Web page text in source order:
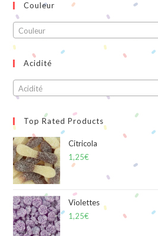
Couleur
Couleur
Acidité
Acidité
Top Rated Products
Citricola
1,25€
Violettes
1,25€